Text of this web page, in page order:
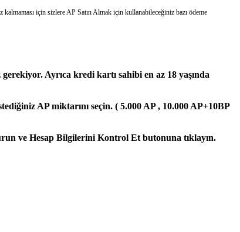
için sizlere AP Satın Almak için kullanabileceğiniz bazı ödeme
Ayrıca kredi kartı sahibi en az 18 yaşında
AP miktarını seçin. ( 5.000 AP , 10.000 AP+10BP
ve Hesap Bilgilerini Kontrol Et butonuna tıklayın.